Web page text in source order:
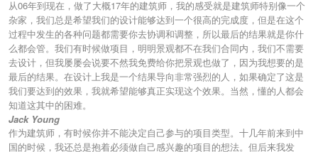
从06年到现在，做了大概17年的建筑师，我的感受就是建筑师特别像一个
杂家，我们总是希望我们的设计能够达到一个很高的完成度，但是在这个
过程中发生的各种问题都需要你去协调和调整，所以最后的结果就是你什
么都会管。我们有时候做项目，明明景观都不在我们合同内，我们不需要
去设计，但我屡屡会说要不然我免费给你把景观也做了，因为我想要的是
最后的结果。在设计上我是一个结果导向非常强烈的人，如果确定了这是
我们要达到的效果，我就希望能够真正实现这个效果。当然，懂的人都会
知道这其中的困难。
Jack Young
作为建筑师，有时候你并不能决定自己参与的项目类型。十几年前来到中
国的时候，我还总是抱着必须做自己感兴趣的项目的想法。但后来我发